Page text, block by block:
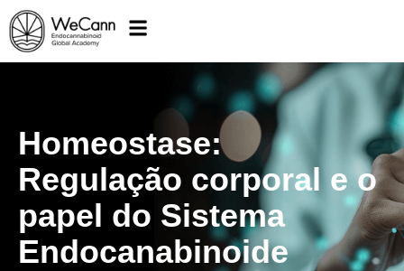
Homeostase:
Regulação corporal e o
papel do Sistema
Endocanabinoide